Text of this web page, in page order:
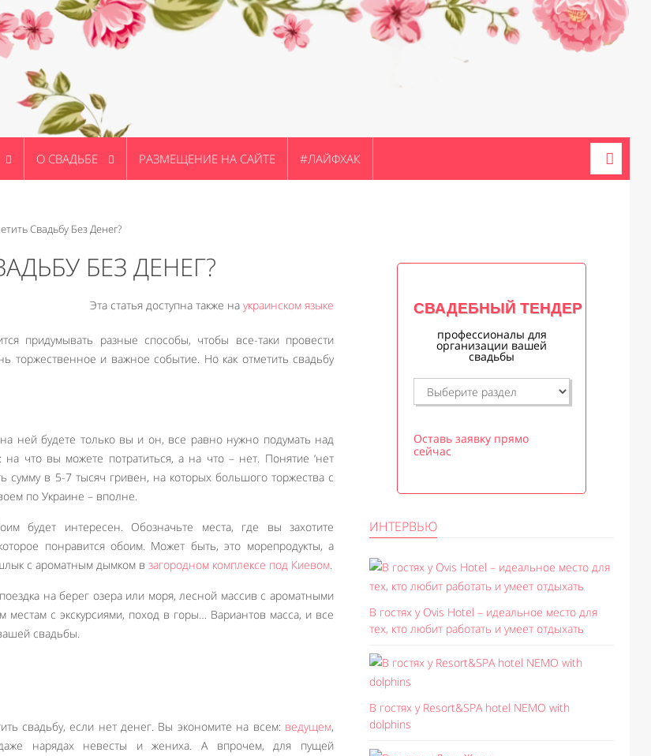
О СВАДЬБЕ РАЗМЕЩЕНИЕ НА САЙТЕ #ЛАЙФХАК
Свадьбу Без Денег?
БЕЗ ДЕНЕГ?
Эта статья доступна также на украинском языке
придумывать разные способы, чтобы все-таки провести
торжественное и важное событие. Но как отметить свадьбу
ней будете только вы и он, все равно нужно подумать над
что вы можете потратиться, а на что – нет. Понятие ‘нет
сумму в 5-7 тысяч гривен, на которых большого торжества с
по Украине – вполне.
будет интересен. Обозначьте места, где вы захотите
понравится обоим. Может быть, это морепродукты, а
с ароматным дымком в загородном комплексе под Киевом.
на берег озера или моря, лесной массив с ароматными
местам с экскурсиями, поход в горы… Вариантов масса, и все
свадьбы.
свадьбу, если нет денег. Вы экономите на всем: ведущем,
даже нарядах невесты и жениха. А впрочем, для пущей
СВАДЕБНЫЙ ТЕНДЕР
профессионалы для
организации вашей
свадьбы
Оставь заявку прямо
сейчас
ИНТЕРВЬЮ
В гостях у Ovis Hotel – идеальное место для
тех, кто любит работать и умеет отдыхать
В гостях у Resort&SPA hotel NEMO with
dolphins